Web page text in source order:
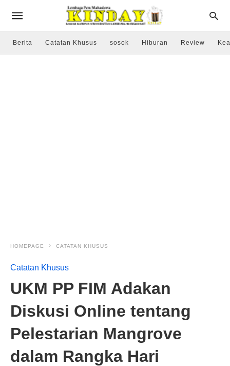
Berita Catatan Khusus sosok Hiburan Review
HOMEPAGE CATATAN KHUSUS
Catatan Khusus
UKM PP FIM Adakan
Diskusi Online tentang
Pelestarian Mangrove
dalam Rangka Hari